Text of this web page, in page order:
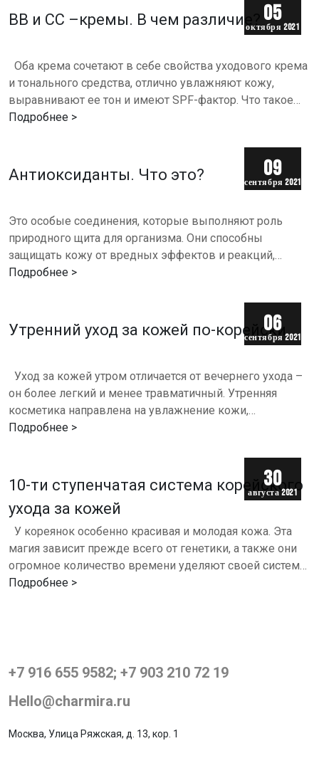
05
октября 2021
ВВ и CC –кремы. В чем различие?
Оба крема сочетают в себе свойства уходового крема
и тонального средства, отлично увлажняют кожу,
выравнивают ее тон и имеют SPF-фактор. Что такое
ВВ-крем?ВВ (Blemish Balm) – в переводе «Бальзам от…
Подробнее >
09
сентября 2021
Антиоксиданты. Что это?
Это особые соединения, которые выполняют роль
природного щита для организма. Они способны
защищать кожу от вредных эффектов и реакций,
которые в ней протекают.⠀Основная функция
Подробнее >
06
сентября 2021
Утренний уход за кожей по-корейски
Уход за кожей утром отличается от вечернего ухода –
он более легкий и менее травматичный. Утренняя
косметика направлена на увлажнение кожи,
подготавливая ее к нанесению макияжа. Все
Подробнее >
30
августа 2021
10-ти ступенчатая система корейского
ухода за кожей
У кореянок особенно красивая и молодая кожа. Эта
магия зависит прежде всего от генетики, а также они
огромное количество времени уделяют своей системе
ухода, которая основывается на одном правиле -…
Подробнее >
+7 916 655 9582; +7 903 210 72 19
Hello@charmira.ru
Москва, Улица Ряжская, д. 13, кор. 1